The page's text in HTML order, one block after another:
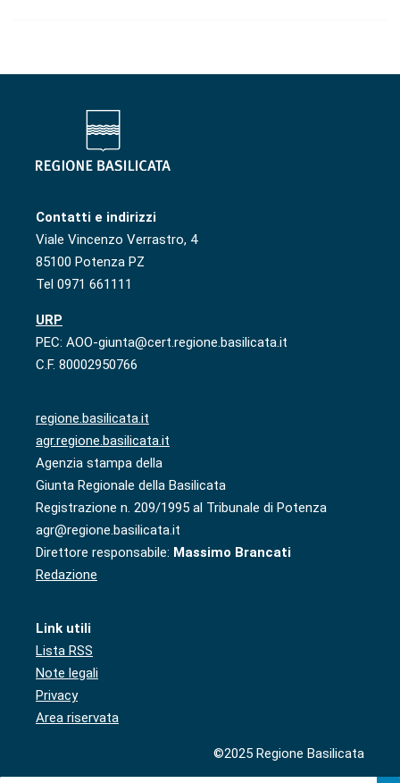
Contatti e indirizzi
Viale Vincenzo Verrastro, 4
85100 Potenza PZ
Tel 0971 661111
URP
PEC: AOO-giunta@cert.regione.basilicata.it
C.F. 80002950766
regione.basilicata.it
agr.regione.basilicata.it
Agenzia stampa della
Giunta Regionale della Basilicata
Registrazione n. 209/1995 al Tribunale di Potenza
agr@regione.basilicata.it
Direttore responsabile: Massimo Brancati
Redazione
Link utili
Lista RSS
Note legali
Privacy
Area riservata
©2025 Regione Basilicata